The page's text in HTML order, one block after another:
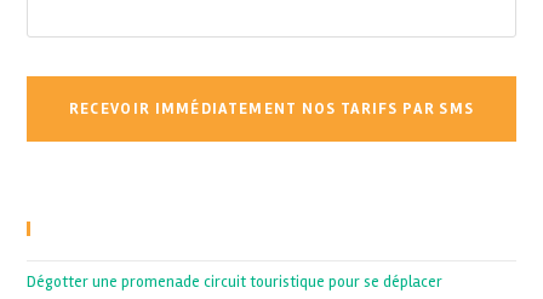
Dégotter une promenade circuit touristique pour se déplacer